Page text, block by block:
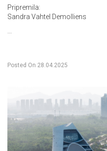
Posted On 28.04.2025
Pripremila:
Sandra Vahtel Demolliens